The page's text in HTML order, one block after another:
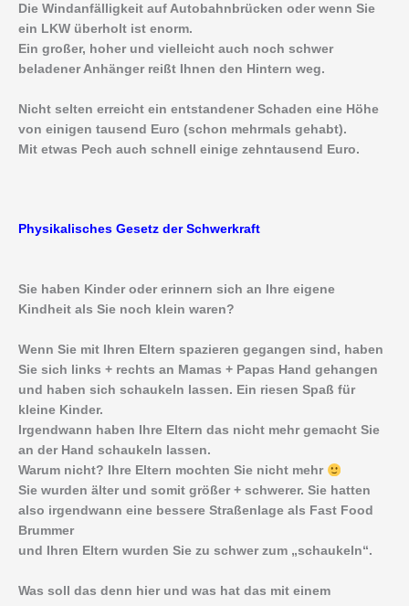
Die Windanfälligkeit auf Autobahnbrücken oder wenn Sie
ein LKW überholt ist enorm.
Ein großer, hoher und vielleicht auch noch schwer
beladener Anhänger reißt Ihnen den Hintern weg.
Nicht selten erreicht ein entstandener Schaden eine Höhe
von einigen tausend Euro (schon mehrmals gehabt).
Mit etwas Pech auch schnell einige zehntausend Euro.
Physikalisches Gesetz der Schwerkraft
Sie haben Kinder oder erinnern sich an Ihre eigene
Kindheit als Sie noch klein waren?
Wenn Sie mit Ihren Eltern spazieren gegangen sind, haben
Sie sich links + rechts an Mamas + Papas Hand gehangen
und haben sich schaukeln lassen. Ein riesen Spaß für
kleine Kinder.
Irgendwann haben Ihre Eltern das nicht mehr gemacht Sie
an der Hand schaukeln lassen.
Warum nicht? Ihre Eltern mochten Sie nicht mehr
Sie wurden älter und somit größer + schwerer. Sie hatten
also irgendwann eine bessere Straßenlage als Fast Food
Brummer
und Ihren Eltern wurden Sie zu schwer zum „schaukeln“.
Was soll das denn hier und was hat das mit einem